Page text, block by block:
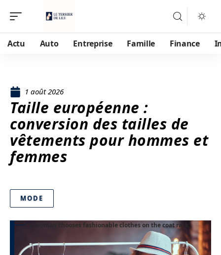
Actu Auto Entreprise Famille Finance
1 août 2026
Taille européenne :
conversion des tailles de
vêtements pour hommes et
femmes
MODE
A woman chooses fashionable clothes on the coat rack.